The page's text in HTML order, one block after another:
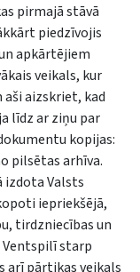
pirmajā stāvā
piedzīvojis
apkārtējiem
veikals, kur
aizskriet, kad
līdz ar ziņu par
kopijas:
pilsētas arhīva.
izdota Valsts
iepriekšējā,
tirdzniecības un
starp
pārtikas veikals